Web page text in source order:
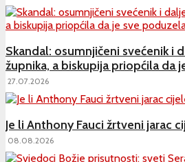
Skandal: osumnjičeni svećenik i
župnika, a biskupija priopćila da
27.07.2026
Je li Anthony Fauci žrtveni jarac
08.08.2026